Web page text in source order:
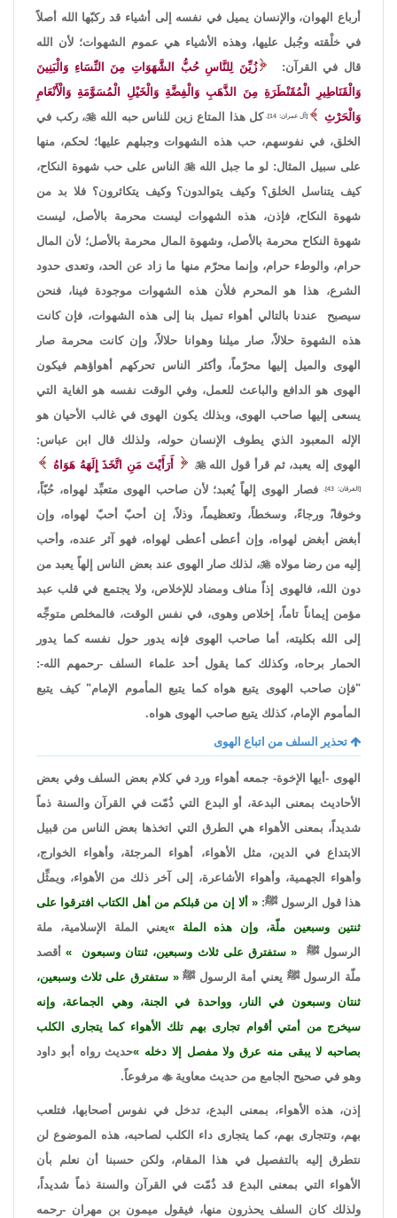
أرباع الهوان، والإنسان يميل في نفسه إلى أشياء قد ركبّها الله أصلاً
في خلْقته وجُبل عليها، وهذه الأشياء هي عموم الشهوات؛ لأن الله
قال في القرآن:
زُيِّنَ لِلنَّاسِ حُبُّ الشَّهَوَاتِ مِنَ النِّسَاءِ وَالْبَنِينَ
وَالْقَنَاطِيرِ الْمُقَنْطَرَةِ مِنَ الذَّهَبِ وَالْفِضَّةِ وَالْخَيْلِ الْمُسَوَّمَةِ وَالْأَنْعَامِ
وَالْحَرْثِ
[آل عمران: 14]. كل هذا المتاع زين للناس حبه الله، ركب في
الخلق، في نفوسهم، حب هذه الشهوات وجبلهم عليها؛ لحكم، منها
على سبيل المثال: لو ما جبل الله الناس على حب شهوة النكاح،
كيف يتناسل الخلق؟ وكيف يتوالدون؟ وكيف يتكاثرون؟ فلا بد من
شهوة النكاح، فإذن، هذه الشهوات ليست محرمة بالأصل، ليست
شهوة النكاح محرمة بالأصل، وشهوة المال محرمة بالأصل؛ لأن المال
حرام، والوطء حرام، وإنما محرّم منها ما زاد عن الحد، وتعدى حدود
الشرع، هذا هو المحرم فلأن هذه الشهوات موجودة فينا، فنحن
سيصبح عندنا بالتالي أهواء تميل بنا إلى هذه الشهوات، فإن كانت
هذه الشهوة حلالاً، صار ميلنا وهوانا حلالاً، وإن كانت محرمة صار
الهوى والميل إليها محرّماً، وأكثر الناس تحركهم أهواؤهم فيكون
الهوى هو الدافع والباعث للعمل، وفي الوقت نفسه هو الغاية التي
يسعى إليها صاحب الهوى، وبذلك يكون الهوى في غالب الأحيان هو
الإله المعبود الذي يطوف الإنسان حوله، ولذلك قال ابن عباس:
الهوى إله يعبد، ثم قرأ قول الله أَرَأَيْتَ مَنِ اتَّخَذَ إِلَهَهُ هَوَاهُ
[الفرقان: 43].
فصار الهوى إلهاً يُعبد؛ لأن صاحب الهوى متعبِّد لهواه، حُبّاً،
وخوفا،ً ورجاءً، وسخطاً، وتعظيماً، وذلاً، إن أحبّ أحبّ لهواه، وإن
أبغض أبغض لهواه، وإن أعطى أعطى لهواه، فهو آثر عنده، وأحب
إليه من رضا مولاه، لذلك صار الهوى عند بعض الناس إلهاً يعبد من
دون الله، فالهوى إذاً مناف ومضاد للإخلاص، ولا يجتمع في قلب عبد
مؤمن إيماناً تاماً، إخلاص وهوى، في نفس الوقت، فالمخلص متوجِّه
إلى الله بكليته، أما صاحب الهوى فإنه يدور حول نفسه كما يدور
الحمار برحاه، وكذلك كما يقول أحد علماء السلف -رحمهم الله-:
"فإن صاحب الهوى يتبع هواه كما يتبع المأموم الإمام" كيف يتبع
المأموم الإمام، كذلك يتبع صاحب الهوى هواه.
تحذير السلف من اتباع الهوى
الهوى -أيها الإخوة- جمعه أهواء ورد في كلام بعض السلف وفي بعض
الأحاديث بمعنى البدعة، أو البدع التي ذُمّت في القرآن والسنة ذماً
شديداً، بمعنى الأهواء هي الطرق التي اتخذها بعض الناس من قبيل
الابتداع في الدين، مثل الأهواء، أهواء المرجئة، وأهواء الخوارج،
وأهواء الجهمية، وأهواء الأشاعرة، إلى آخر ذلك من الأهواء، ويمثِّل
هذا قول الرسول ﷺ:
ألا إن من قبلكم من أهل الكتاب افترقوا على
ثنتين وسبعين ملّة، وإن هذه الملة يعني الملة الإسلامية، ملة
الرسول ﷺ
ستفترق على ثلاث وسبعين، ثنتان وسبعون
أقصد
ملّة الرسول ﷺ يعني أمة الرسول ﷺ
ستفترق على ثلاث وسبعين،
ثنتان وسبعون في النار، وواحدة في الجنة، وهي الجماعة، وإنه
سيخرج من أمتي أقوام تجارى بهم تلك الأهواء كما يتجارى الكلب
بصاحبه لا يبقى منه عرق ولا مفصل إلا دخله
حديث رواه أبو داود
وهو في صحيح الجامع من حديث معاوية مرفوعاً.
إذن، هذه الأهواء، بمعنى البدع، تدخل في نفوس أصحابها، فتلعب
بهم، وتتجارى بهم، كما يتجارى داء الكلب لصاحبه، هذه الموضوع لن
نتطرق إليه بالتفصيل في هذا المقام، ولكن حسبنا أن نعلم بأن
الأهواء التي بمعنى البدع قد ذُمّت في القرآن والسنة ذماً شديداً،
ولذلك كان السلف يحذرون منها، فيقول ميمون بن مهران -رحمه